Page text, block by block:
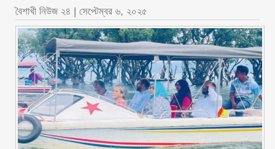
বৈশাখী নিউজ ২৪ | সেপ্টেম্বর ৬, ২০২৫